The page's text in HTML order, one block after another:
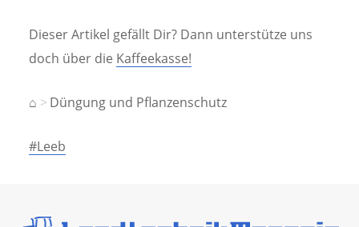
Dieser Artikel gefällt Dir? Dann unterstütze uns
doch über die Kaffeekasse!
⌂ Düngung und Pflanzenschutz
#Leeb